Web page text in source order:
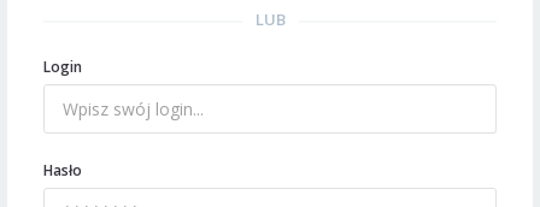
LUB
Login
Hasło